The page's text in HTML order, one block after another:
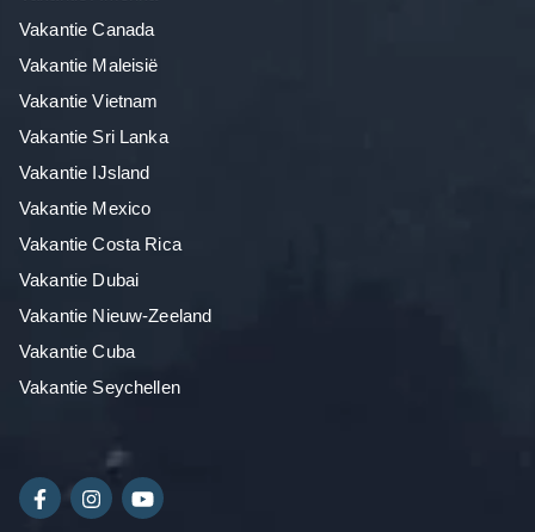
Vakantie Canada
Vakantie Maleisië
Vakantie Vietnam
Vakantie Sri Lanka
Vakantie IJsland
Vakantie Mexico
Vakantie Costa Rica
Vakantie Dubai
Vakantie Nieuw-Zeeland
Vakantie Cuba
Vakantie Seychellen